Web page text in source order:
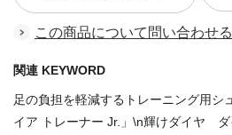
この商品について問い合わせる
関連 KEYWORD
足の負担を軽減するトレーニング用シ
イア トレーナー Jr.」\n輝けダイヤ